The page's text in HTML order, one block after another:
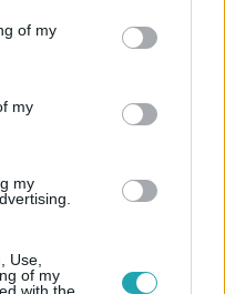
You may click to
its third-party tags to
in below Google
of my
my
my
Use,
of my